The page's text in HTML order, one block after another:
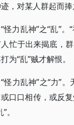
，对某人群起而捧
“怪力乱神”之“乱”
人忙于出来揭底，
为“乱”贼才解恨。
“怪力乱神”之“力”
口口相传，或反
。